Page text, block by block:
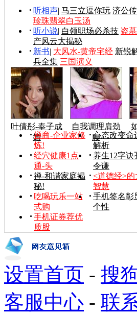
听相声| 马三立逗你玩 济公
珍珠翡翠白玉汤
听小说| 白领职场必杀技 盗
产风云大揭秘
新书| 大风水-黄帝宅经 新锐
兵全集 三国演义
叶倩彤-奉子成
婚
自我调理肩劲
腰
禅商-企业家修
炼!
心态改变命
解析
经穴健康1点
通-头
养生12字诀
令谦
禅-和谐家庭揭
秘!
<道德经>的
智慧
吃喝玩乐一站
式购
手机签名彰
个性
手机证券荐优
质股
设置首页 - 搜
客服中心 - 联